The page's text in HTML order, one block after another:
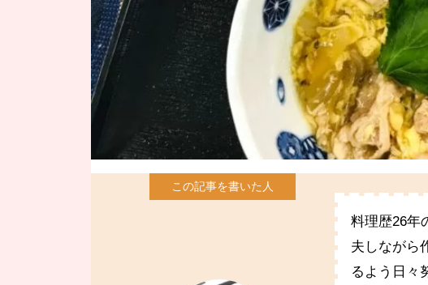
料理歴26年
夫しながら
るよう日々